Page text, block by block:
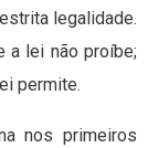
legalidade.
a lei não proíbe;
permite.
nos primeiros